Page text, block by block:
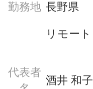
勤務地 長野県
リモート
代表者
酒井 和子